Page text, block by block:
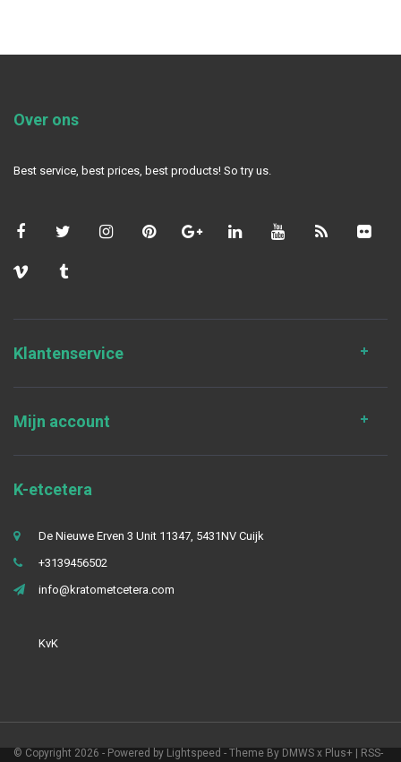
Over ons
Best service, best prices, best products! So try us.
Klantenservice
Mijn account
K-etcetera
De Nieuwe Erven 3 Unit 11347, 5431NV Cuijk
+3139456502
info@kratometcetera.com
KvK
© Copyright 2026 - Powered by Lightspeed - Theme By DMWS x Plus+
RSS-